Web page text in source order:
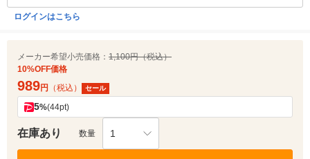
ログインはこちら
メーカー希望小売価格： 1,100円（税込）
10%OFF価格
989円 （税込） セール
5%(44pt)
在庫あり 数量 1